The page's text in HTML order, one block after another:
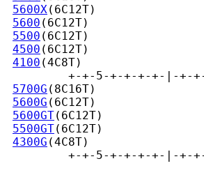
5600X (6C12T)
5600 (6C12T)
5500 (6C12T)
4500
4100 (4C8T)
+-+-5-+-+-+-+-|-+-
5700G (8C16T)
5600G (6C12T)
5600GT(6C12T)
5500GT(6C12T)
4300G (4C8T)
+-+-5-+-+-+-+-|-+-